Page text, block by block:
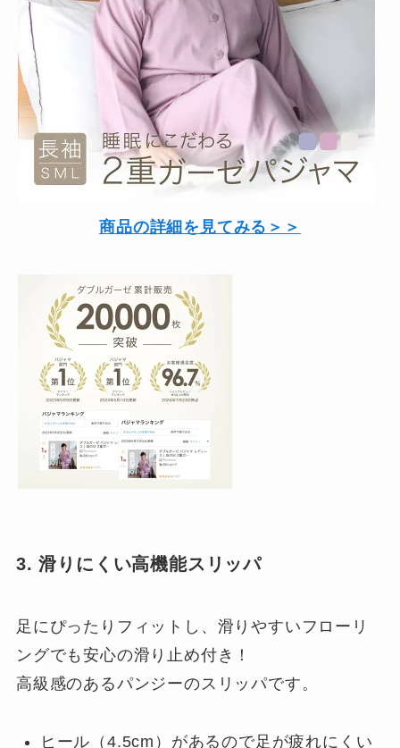
商品の詳細を見てみる＞＞
3. 滑りにくい高機能スリッパ
足にぴったりフィットし、滑りやすいフローリ
ングでも安心の滑り止め付き！
高級感のあるパンジーのスリッパです。
ヒール（4.5cm）があるので足が疲れにくい